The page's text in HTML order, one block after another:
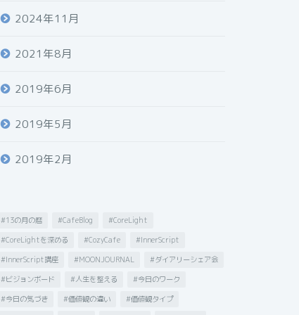
2024年11月
2021年8月
2019年6月
2019年5月
2019年2月
#13の月の暦 #CafeBlog
#CoreLight
#CoreLightを深める
#CozyCafe
#InnerScript
#InnerScript講座
#MOONJOURNAL
#ダイアリーシェア会
#ビジョンボード
#人生を整える
#今日のワーク
#今日の気づき
#価値観の違い
#価値観タイプ